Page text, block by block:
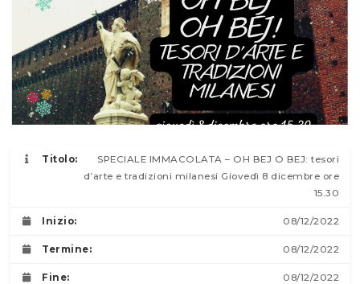
Titolo:
SPECIALE IMMACOLATA – OH BEJ O BEJ: tesori
d’arte e tradizioni milanesi Giovedì 8 dicembre ore
15.30
Inizio: 08/12/2022
Termine: 08/12/2022
Fine: 08/12/2022